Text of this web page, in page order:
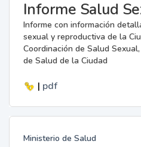
Informe con información
sexual y reproductiva de la
Coordinación de Salud
de Salud de la Ciudad
| pdf
Ministerio de Salud